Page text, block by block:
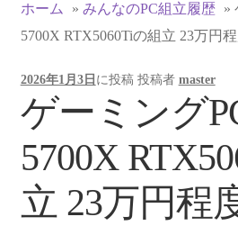
ョ
ン
ス
キ
ッ
プ
へ
ス
ッ
プ
マイアカウント
支払い
お買い物カゴ
お買い物ガイド
ホーム » みんなのPC組立履歴 »
5700X RTX5060Tiの組立 23万円
2026年1月3日 に投稿 投稿者 master
ゲーミング
5700X
立 23万円程